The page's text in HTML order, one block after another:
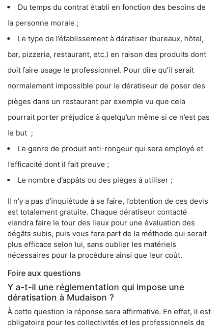
Du temps du contrat établi en fonction des besoins de
la personne morale ;
Le type de l’établissement à dératiser (bureaux, hôtel,
bar, pizzeria, restaurant, etc.) en raison des produits dont
doit faire usage le professionnel. Pour dire qu’il serait
normalement impossible pour le dératiseur de poser des
pièges dans un restaurant par exemple vu que cela
pourrait porter préjudice à quelqu’un même si ce n’est pas
le but ;
Le genre de produit anti-rongeur qui sera employé et
l’efficacité dont il fait preuve ;
Le nombre d’appâts ou des pièges à utiliser ;
Il n’y a pas d’inquiétude à se faire, l’obtention de ces devis
est totalement gratuite. Chaque dératiseur contacté
viendra faire le tour des lieux pour une évaluation des
dégâts subis, puis vous fera part de la méthode qui serait
plus efficace selon lui, sans oublier les matériels
nécessaires pour la procédure ainsi que leur coût.
Foire aux questions
Y a-t-il une réglementation qui impose une
dératisation à Mudaison ?
À cette question la réponse sera affirmative. En effet, il est
obligatoire pour les collectivités et les professionnels de